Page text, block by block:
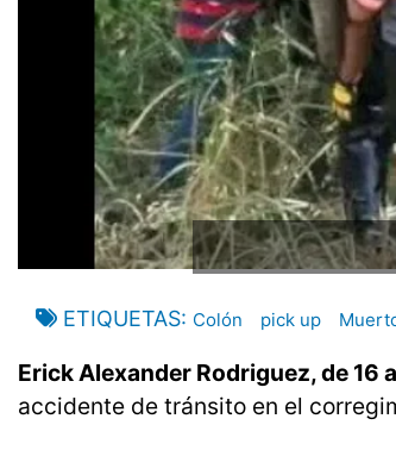
ETIQUETAS Colón pick up
Erick Alexander Rodriguez, de 16
accidente de tránsito en el